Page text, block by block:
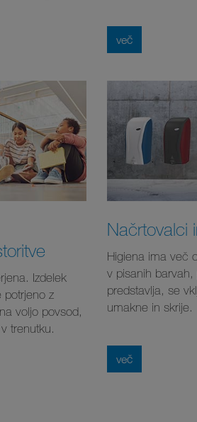
več
Izdelek
potrjeno z
voljo povsod,
trenutku.
Načrtovalci
Higiena ima več
v pisanih
predstavlja, se
umakne in skrije.
več